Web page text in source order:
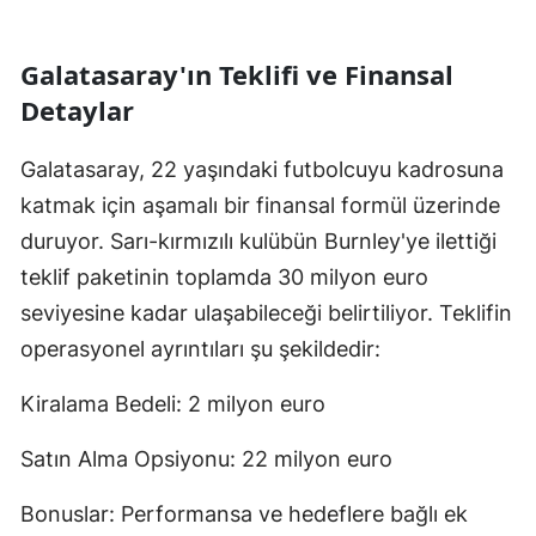
Galatasaray'ın Teklifi ve Finansal
Detaylar
Galatasaray, 22 yaşındaki futbolcuyu kadrosuna
katmak için aşamalı bir finansal formül üzerinde
duruyor. Sarı-kırmızılı kulübün Burnley'ye ilettiği
teklif paketinin toplamda 30 milyon euro
seviyesine kadar ulaşabileceği belirtiliyor. Teklifin
operasyonel ayrıntıları şu şekildedir:
Kiralama Bedeli: 2 milyon euro
Satın Alma Opsiyonu: 22 milyon euro
Bonuslar: Performansa ve hedeflere bağlı ek